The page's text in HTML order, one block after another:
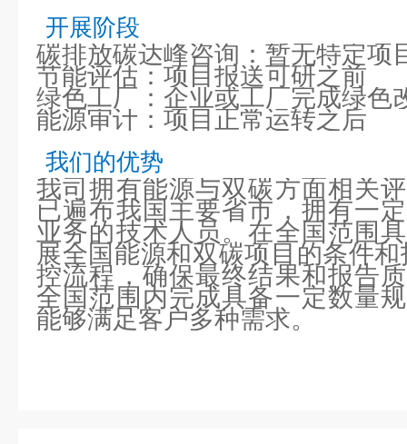
开展阶段
碳排放碳达峰咨询：暂无特定项
节能评估：项目报送可研之前
绿色工厂：企业或工厂完成绿色
能源审计：项目正常运转之后
我们的优势
我司拥有能源与双碳方面相关
已遍布我国主要省市，拥有一
业务的技术人员。在全国范围
展全国能源和双碳项目的条件
控流程，确保最终结果和报告
全国范围内完成具备一定数量
能够满足客户多种需求。